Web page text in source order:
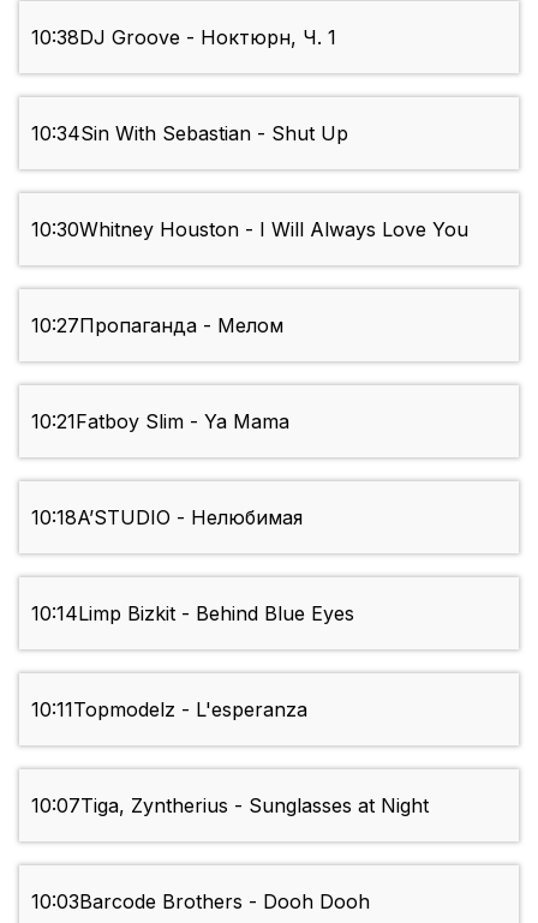
10:38DJ Groove - Ноктюрн, Ч. 1
10:34Sin With Sebastian - Shut Up
10:30Whitney Houston - I Will Always Love You
10:27Пропаганда - Мелом
10:21Fatboy Slim - Ya Mama
10:18A’STUDIO - Нелюбимая
10:14Limp Bizkit - Behind Blue Eyes
10:11Topmodelz - L'esperanza
10:07Tiga, Zyntherius - Sunglasses at Night
10:03Barcode Brothers - Dooh Dooh